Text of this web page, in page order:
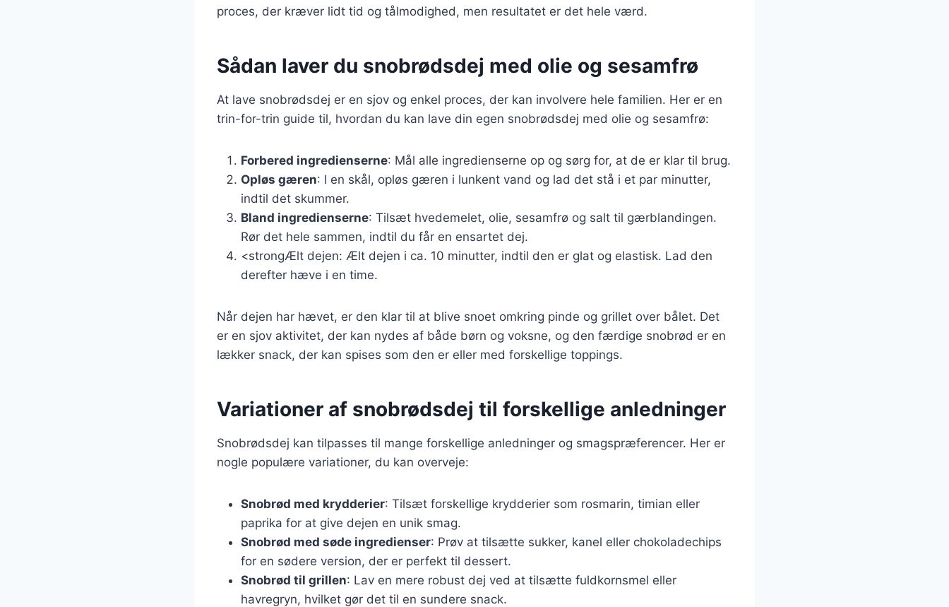
proces, der kræver lidt tid og tålmodighed, men resultatet er det hele værd.
Sådan laver du snobrødsdej med olie og sesamfrø
At lave snobrødsdej er en sjov og enkel proces, der kan involvere hele familien. Her er en
trin-for-trin guide til, hvordan du kan lave din egen snobrødsdej med olie og sesamfrø:
Forbered ingredienserne: Mål alle ingredienserne op og sørg for, at de er klar til brug.
Opløs gæren: I en skål, opløs gæren i lunkent vand og lad det stå i et par minutter,
indtil det skummer.
Bland ingredienserne: Tilsæt hvedemelet, olie, sesamfrø og salt til gærblandingen.
Rør det hele sammen, indtil du får en ensartet dej.
<strongÆlt dejen: Ælt dejen i ca. 10 minutter, indtil den er glat og elastisk. Lad den
derefter hæve i en time.
Når dejen har hævet, er den klar til at blive snoet omkring pinde og grillet over bålet. Det
er en sjov aktivitet, der kan nydes af både børn og voksne, og den færdige snobrød er en
lækker snack, der kan spises som den er eller med forskellige toppings.
Variationer af snobrødsdej til forskellige anledninger
Snobrødsdej kan tilpasses til mange forskellige anledninger og smagspræferencer. Her er
nogle populære variationer, du kan overveje:
Snobrød med krydderier: Tilsæt forskellige krydderier som rosmarin, timian eller
paprika for at give dejen en unik smag.
Snobrød med søde ingredienser: Prøv at tilsætte sukker, kanel eller chokoladechips
for en sødere version, der er perfekt til dessert.
Snobrød til grillen: Lav en mere robust dej ved at tilsætte fuldkornsmel eller
havregryn, hvilket gør det til en sundere snack.